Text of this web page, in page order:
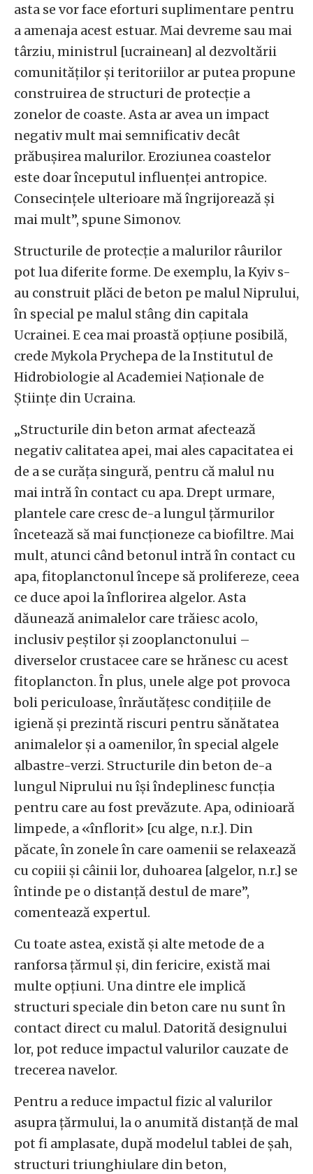
asta se vor face eforturi suplimentare pentru
a amenaja acest estuar. Mai devreme sau mai
târziu, ministrul [ucrainean] al dezvoltării
comunităților și teritoriilor ar putea propune
construirea de structuri de protecție a
zonelor de coaste. Asta ar avea un impact
negativ mult mai semnificativ decât
prăbușirea malurilor. Eroziunea coastelor
este doar începutul influenței antropice.
Consecințele ulterioare mă îngrijorează și
mai mult”, spune Simonov.
Structurile de protecție a malurilor râurilor
pot lua diferite forme. De exemplu, la Kyiv s-
au construit plăci de beton pe malul Niprului,
în special pe malul stâng din capitala
Ucrainei. E cea mai proastă opțiune posibilă,
crede Mykola Prychepa de la Institutul de
Hidrobiologie al Academiei Naționale de
Științe din Ucraina.
„Structurile din beton armat afectează
negativ calitatea apei, mai ales capacitatea ei
de a se curăța singură, pentru că malul nu
mai intră în contact cu apa. Drept urmare,
plantele care cresc de-a lungul țărmurilor
încetează să mai funcționeze ca biofiltre. Mai
mult, atunci când betonul intră în contact cu
apa, fitoplanctonul începe să prolifereze, ceea
ce duce apoi la înflorirea algelor. Asta
dăunează animalelor care trăiesc acolo,
inclusiv peștilor și zooplanctonului –
diverselor crustacee care se hrănesc cu acest
fitoplancton. În plus, unele alge pot provoca
boli periculoase, înrăutățesc condițiile de
igienă și prezintă riscuri pentru sănătatea
animalelor și a oamenilor, în special algele
albastre-verzi. Structurile din beton de-a
lungul Niprului nu își îndeplinesc funcția
pentru care au fost prevăzute. Apa, odinioară
limpede, a «înflorit» [cu alge, n.r.]. Din
păcate, în zonele în care oamenii se relaxează
cu copiii și câinii lor, duhoarea [algelor, n.r.] se
întinde pe o distanță destul de mare”,
comentează expertul.
Cu toate astea, există și alte metode de a
ranforsa țărmul și, din fericire, există mai
multe opțiuni. Una dintre ele implică
structuri speciale din beton care nu sunt în
contact direct cu malul. Datorită designului
lor, pot reduce impactul valurilor cauzate de
trecerea navelor.
Pentru a reduce impactul fizic al valurilor
asupra țărmului, la o anumită distanță de mal
pot fi amplasate, după modelul tablei de șah,
structuri triunghiulare din beton,